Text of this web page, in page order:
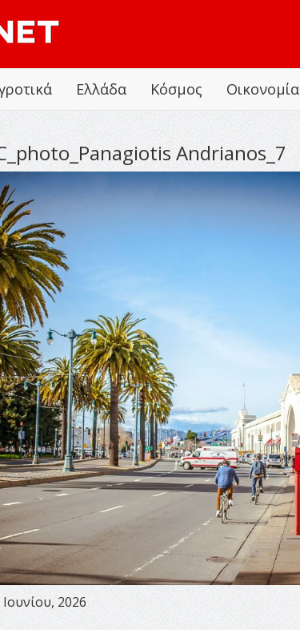
Ελλάδα Κόσμος Οικονομία
Andrianos_7
2026